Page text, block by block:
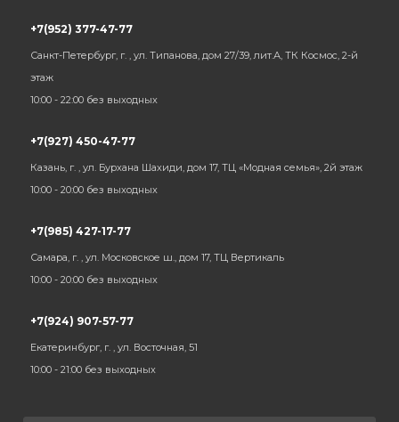
+7(952) 377-47-77
Санкт-Петербург, г. , ул. Типанова, дом 27/39, лит.А, ТК Космос, 2-й
этаж
10:00 - 22:00 без выходных
+7(927) 450-47-77
Казань, г. , ул. Бурхана Шахиди, дом 17, ТЦ «Модная семья», 2й этаж
10:00 - 20:00 без выходных
+7(985) 427-17-77
Самара, г. , ул. Московское ш., дом 17, ТЦ Вертикаль
10:00 - 20:00 без выходных
+7(924) 907-57-77
Екатеринбург, г. , ул. Восточная, 51
10:00 - 21:00 без выходных